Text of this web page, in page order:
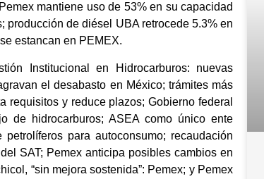
mantiene uso de 53% en su capacidad
producción de diésel UBA retrocede 5.3% en
estancan en PEMEX.
Institucional en Hidrocarburos: nuevas
el desabasto en México; trámites más
requisitos y reduce plazos; Gobierno federal
de hidrocarburos; ASEA como único ente
para autoconsumo; recaudación
SAT; Pemex anticipa posibles cambios en
“sin mejora sostenida”: Pemex; y Pemex